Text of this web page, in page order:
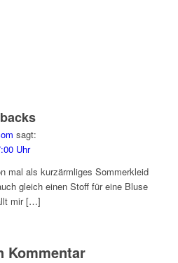
sagt:
Uhr
mal als kurzärmliges Sommerkleid
gleich einen Stoff für eine Bluse
mir […]
Kommentar